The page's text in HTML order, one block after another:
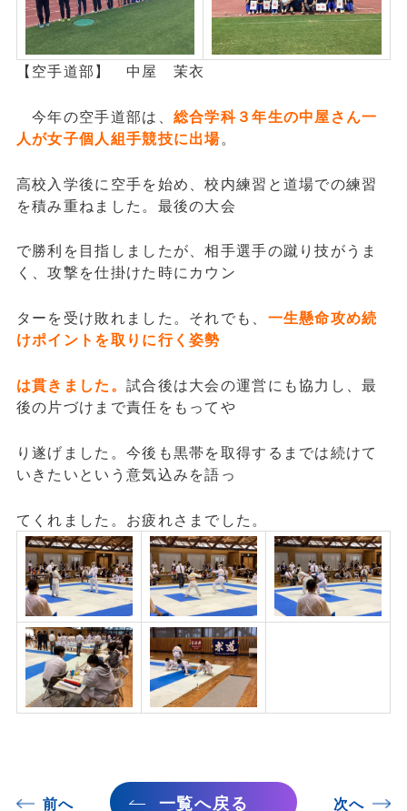
【空手道部】 中屋 茉衣
今年の空手道部は、 総合学科３年生の中屋さん一
人が女子個人組手競技に出場。
高校入学後に空手を始め、校内練習と道場での練習
を積み重ねました。最後の大会
で勝利を目指しましたが、相手選手の蹴り技がうま
く、攻撃を仕掛けた時にカウン
ターを受け敗れました。それでも、 一生懸命攻め続
けポイントを取りに行く姿勢
は貫きました。 試合後は大会の運営にも協力し、最
後の片づけまで責任をもってや
り遂げました。今後も黒帯を取得するまでは続けて
いきたいという意気込みを語っ
てくれました。お疲れさまでした。
前へ 次へ
一覧へ戻る